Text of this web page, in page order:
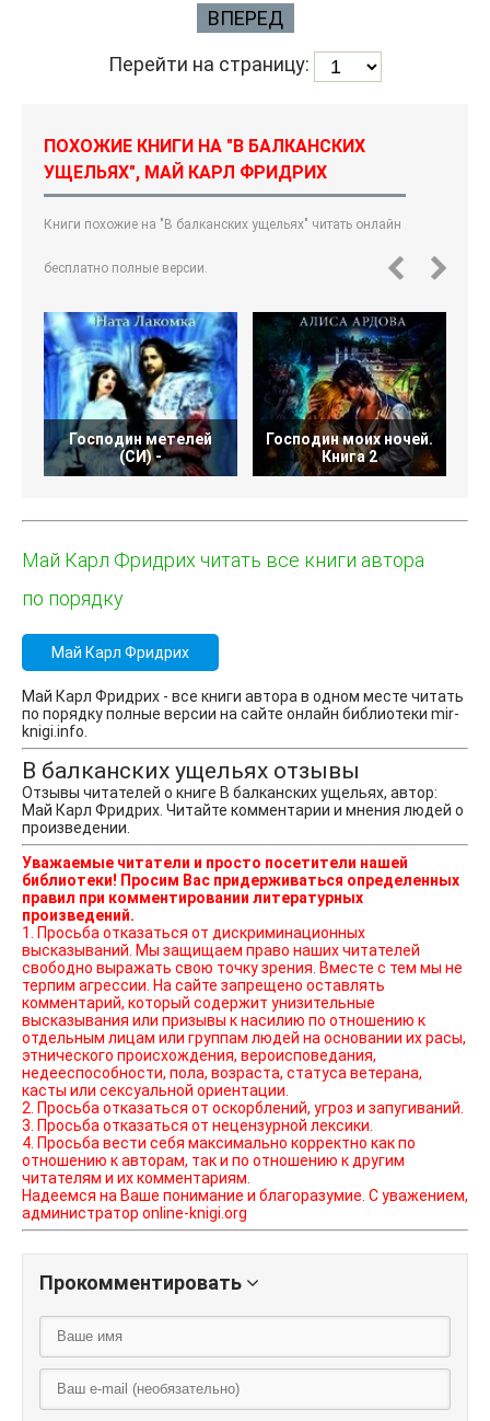
ВПЕРЕД
Перейти на страницу:
ПОХОЖИЕ КНИГИ НА "В БАЛКАНСКИХ
УЩЕЛЬЯХ", МАЙ КАРЛ ФРИДРИХ
Книги похожие на "В балканских ущельях" читать онлайн
бесплатно полные версии.
Господин метелей
(СИ) -
Господин моих ночей.
Книга 2
Май Карл Фридрих читать все книги автора
по порядку
Май Карл Фридрих
Май Карл Фридрих - все книги автора в одном месте читать
по порядку полные версии на сайте онлайн библиотеки mir-
knigi.info.
В балканских ущельях отзывы
Отзывы читателей о книге В балканских ущельях, автор:
Май Карл Фридрих. Читайте комментарии и мнения людей о
произведении.
Уважаемые читатели и просто посетители нашей
библиотеки! Просим Вас придерживаться определенных
правил при комментировании литературных
произведений.
1. Просьба отказаться от дискриминационных
высказываний. Мы защищаем право наших читателей
свободно выражать свою точку зрения. Вместе с тем мы не
терпим агрессии. На сайте запрещено оставлять
комментарий, который содержит унизительные
высказывания или призывы к насилию по отношению к
отдельным лицам или группам людей на основании их расы,
этнического происхождения, вероисповедания,
недееспособности, пола, возраста, статуса ветерана,
касты или сексуальной ориентации.
2. Просьба отказаться от оскорблений, угроз и запугиваний.
3. Просьба отказаться от нецензурной лексики.
4. Просьба вести себя максимально корректно как по
отношению к авторам, так и по отношению к другим
читателям и их комментариям.
Надеемся на Ваше понимание и благоразумие. С уважением,
администратор online-knigi.org
Прокомментировать